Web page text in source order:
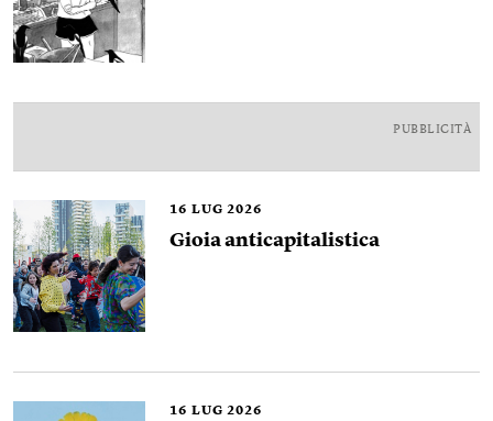
PUBBLICITÀ
16 LUG 2026
Gioia anticapitalistica
16 LUG 2026